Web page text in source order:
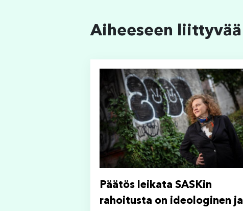
Aiheeseen liittyvää
Päätös leikata SASKin
rahoitusta on ideologinen ja